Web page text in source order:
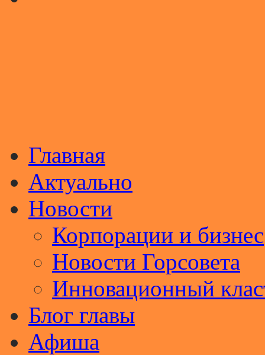
Главная
Актуально
Новости
Корпорации и бизнес
Новости Горсовета
Инновационный
Блог главы
Афиша